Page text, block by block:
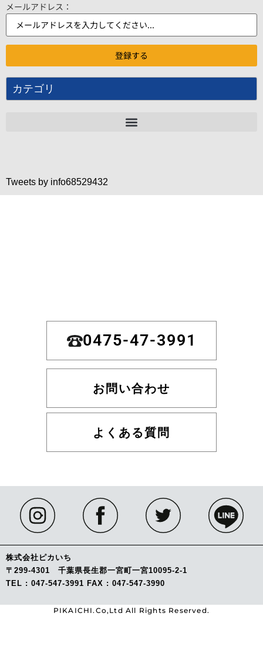
メールアドレス：
カテゴリ
Tweets by info68529432
0475-47-3991
お問い合わせ
よくある質問
株式会社ピカいち
〒299-4301 千葉県長生郡一宮町一宮10095-2-1
TEL : 047-547-3991 FAX : 047-547-3990
PIKAICHI.Co,Ltd All Rights Reserved.